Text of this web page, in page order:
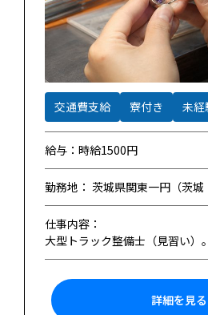
交通費支給 寮付き 未経
給与：時給1500円
勤務地： 茨城県関東一円（茨城
仕事内容：
大型トラック整備士（見習い）。
詳細を見る